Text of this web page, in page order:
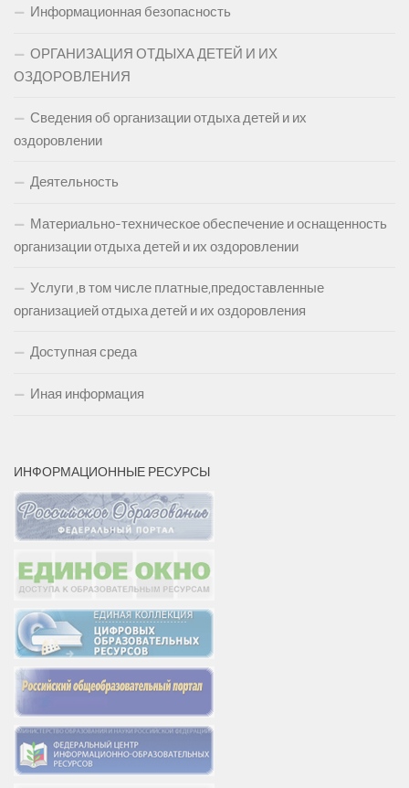
Информационная безопасность
ОРГАНИЗАЦИЯ ОТДЫХА ДЕТЕЙ И ИХ
ОЗДОРОВЛЕНИЯ
Сведения об организации отдыха детей и их
оздоровлении
Деятельность
Материально-техническое обеспечение и оснащенность
организации отдыха детей и их оздоровлении
Услуги ,в том числе платные,предоставленные
организацией отдыха детей и их оздоровления
Доступная среда
Иная информация
ИНФОРМАЦИОННЫЕ РЕСУРСЫ